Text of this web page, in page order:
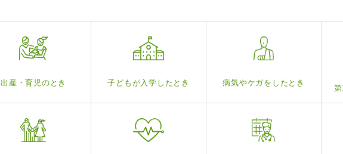
出産・育児のとき 子どもが入学したとき 病気やケガをしたとき